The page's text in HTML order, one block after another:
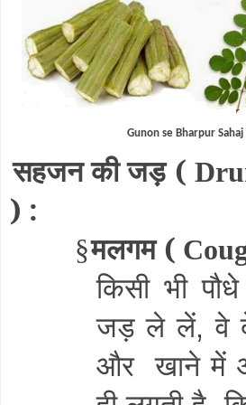
Gunon se Bharpur Sahaj
सहजन की जड़ (
) :
§मलगम (
किसी भी
जड़ ले लें,वे
और खाने में